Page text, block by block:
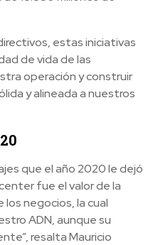
estas iniciativas
de vida de las
operación y construir
y alineada a nuestros
que el año 2020 le dejó
fue el valor de la
los negocios, la cual
ADN, aunque su
resalta Mauricio